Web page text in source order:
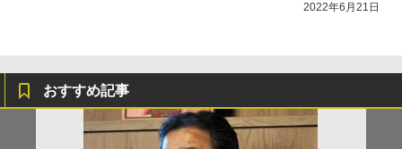
2022年6月21日
おすすめ記事